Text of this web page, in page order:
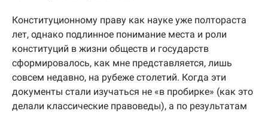
Конституционному праву как науке уже полтораста
лет, однако подлинное понимание места и роли
конституций в жизни обществ и государств
сформировалось, как мне представляется, лишь
совсем недавно, на рубеже столетий. Когда эти
документы стали изучаться не «в пробирке» (как это
делали классические правоведы), а по результатам